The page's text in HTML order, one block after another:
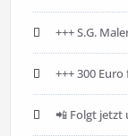
+++ S.G.
+++ 300
📲 Folgt jetzt